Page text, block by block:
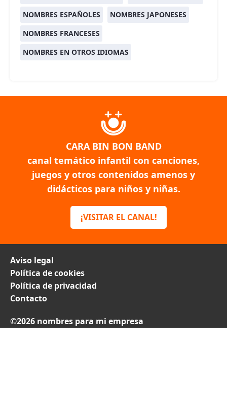
NOMBRES ESPAÑOLES
NOMBRES JAPONESES
NOMBRES FRANCESES
NOMBRES EN OTROS IDIOMAS
CARA BIN BON BAND
canal temático infantil con canciones,
juegos y otros contenidos amenos y
didácticos para niños y niñas.
¡VISITAR EL CANAL!
Aviso legal
Política de cookies
Política de privacidad
Contacto
©2026 nombres para mi empresa